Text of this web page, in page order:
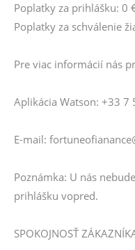
Poplatky za prihlášku: 0
Poplatky za schválenie
Pre viac informácií nás
Aplikácia Watson: +33 7
E-mail:
Poznámka: U nás
prihlášku vopred.
SPOKOJNOSŤ